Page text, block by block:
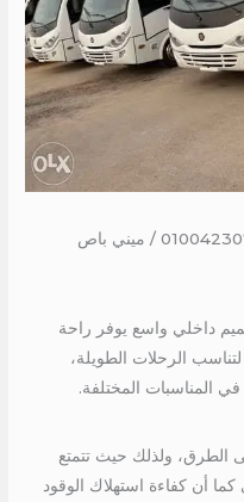
لماذا تختار ميتسوبيشي 28 راكب؟ 01004230753 / ميني باص
28 راكب بتصميم داخلي واسع يوفر راحة
الرحلات الطويلة،
المناسبات المختلفة.
الطرق، ولذلك حيث تتمتع
أن كفاءة استهلاك الوقود